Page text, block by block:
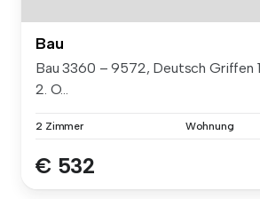
Bau
Bau 3360 – 9572, Deutsch Griffen
2. O...
2 Zimmer Wohnung
€ 532